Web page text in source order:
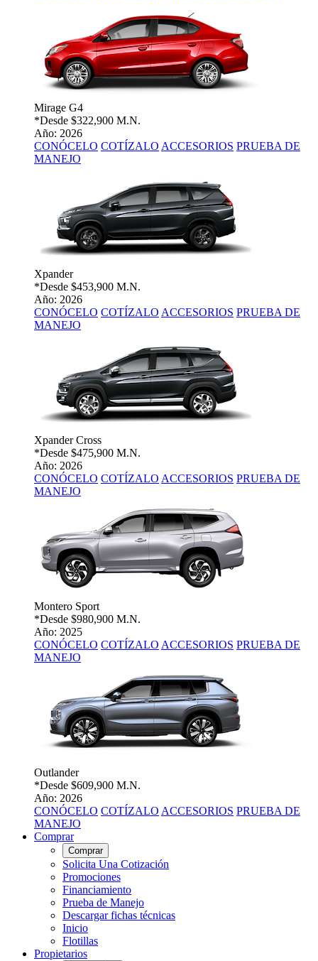
Mirage G4
*Desde $322,900 M.N.
Año: 2026
CONÓCELO COTÍZALO ACCESORIOS PRUEBA DE
MANEJO
Xpander
*Desde $453,900 M.N.
Año: 2026
CONÓCELO COTÍZALO ACCESORIOS PRUEBA DE
MANEJO
Xpander Cross
*Desde $475,900 M.N.
Año: 2026
CONÓCELO COTÍZALO ACCESORIOS PRUEBA DE
MANEJO
Montero Sport
*Desde $980,900 M.N.
Año: 2025
CONÓCELO COTÍZALO ACCESORIOS PRUEBA DE
MANEJO
Outlander
*Desde $609,900 M.N.
Año: 2026
CONÓCELO COTÍZALO ACCESORIOS PRUEBA DE
MANEJO
Comprar
Comprar
Solicita Una Cotización
Promociones
Financiamiento
Prueba de Manejo
Descargar fichas técnicas
Inicio
Flotillas
Propietarios